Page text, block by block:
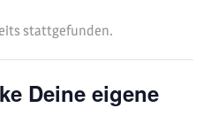
stattgefunden.
Deine eigene